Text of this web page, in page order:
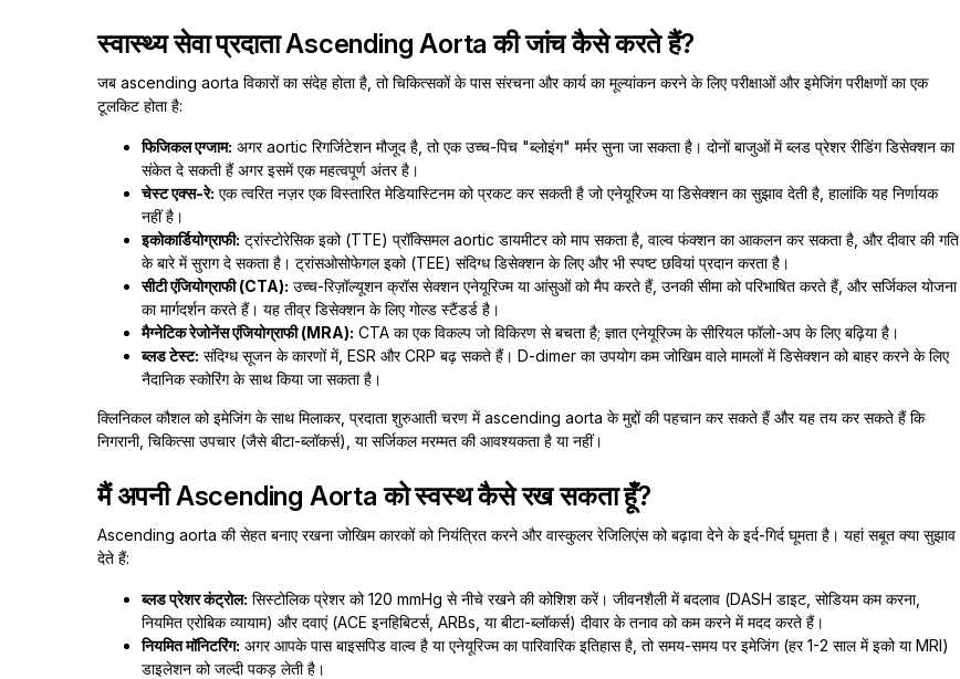
स्वास्थ्य सेवा प्रदाता Ascending Aorta की जांच कैसे करते हैं?
जब ascending aorta विकारों का संदेह होता है, तो चिकित्सकों के पास संरचना और कार्य का मूल्यांकन करने के लिए परीक्षाओं और इमेजिंग परीक्षणों का एक
टूलकिट होता है:
फिजिकल एग्जाम: अगर aortic रिगर्जिटेशन मौजूद है, तो एक उच्च-पिच "ब्लोइंग" मर्मर सुना जा सकता है। दोनों बाजुओं में ब्लड प्रेशर रीडिंग डिसेक्शन का
संकेत दे सकती हैं अगर इसमें एक महत्वपूर्ण अंतर है।
चेस्ट एक्स-रे: एक त्वरित नज़र एक विस्तारित मेडियास्टिनम को प्रकट कर सकती है जो एनेयूरिज्म या डिसेक्शन का सुझाव देती है, हालांकि यह निर्णायक
नहीं है।
इकोकार्डियोग्राफी: ट्रांस्टोरेसिक इको (TTE) प्रॉक्सिमल aortic डायमीटर को माप सकता है, वाल्व फंक्शन का आकलन कर सकता है, और दीवार की गति
के बारे में सुराग दे सकता है। ट्रांसओसोफेगल इको (TEE) संदिग्ध डिसेक्शन के लिए और भी स्पष्ट छवियां प्रदान करता है।
सीटी एंजियोग्राफी (CTA): उच्च-रिज़ॉल्यूशन क्रॉस सेक्शन एनेयूरिज्म या आंसुओं को मैप करते हैं, उनकी सीमा को परिभाषित करते हैं, और सर्जिकल योजना
का मार्गदर्शन करते हैं। यह तीव्र डिसेक्शन के लिए गोल्ड स्टैंडर्ड है।
मैग्नेटिक रेजोनेंस एंजियोग्राफी (MRA): CTA का एक विकल्प जो विकिरण से बचता है; ज्ञात एनेयूरिज्म के सीरियल फॉलो-अप के लिए बढ़िया है।
ब्लड टेस्ट: संदिग्ध सूजन के कारणों में, ESR और CRP बढ़ सकते हैं। D-dimer का उपयोग कम जोखिम वाले मामलों में डिसेक्शन को बाहर करने के लिए
नैदानिक स्कोरिंग के साथ किया जा सकता है।
क्लिनिकल कौशल को इमेजिंग के साथ मिलाकर, प्रदाता शुरुआती चरण में ascending aorta के मुद्दों की पहचान कर सकते हैं और यह तय कर सकते हैं कि
निगरानी, चिकित्सा उपचार (जैसे बीटा-ब्लॉकर्स), या सर्जिकल मरम्मत की आवश्यकता है या नहीं।
मैं अपनी Ascending Aorta को स्वस्थ कैसे रख सकता हूँ?
Ascending aorta की सेहत बनाए रखना जोखिम कारकों को नियंत्रित करने और वास्कुलर रेजिलिएंस को बढ़ावा देने के इर्द-गिर्द घूमता है। यहां सबूत क्या सुझाव
देते हैं:
ब्लड प्रेशर कंट्रोल: सिस्टोलिक प्रेशर को 120 mmHg से नीचे रखने की कोशिश करें। जीवनशैली में बदलाव (DASH डाइट, सोडियम कम करना,
नियमित एरोबिक व्यायाम) और दवाएं (ACE इनहिबिटर्स, ARBs, या बीटा-ब्लॉकर्स) दीवार के तनाव को कम करने में मदद करते हैं।
नियमित मॉनिटरिंग: अगर आपके पास बाइसपिड वाल्व है या एनेयूरिज्म का पारिवारिक इतिहास है, तो समय-समय पर इमेजिंग (हर 1-2 साल में इको या MRI)
डाइलेशन को जल्दी पकड़ लेती है।